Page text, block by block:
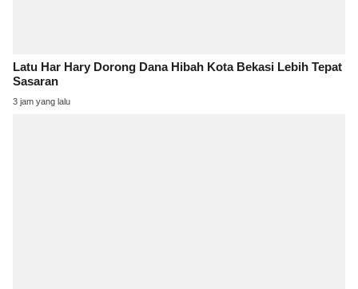
Latu Har Hary Dorong Dana Hibah Kota Bekasi Lebih Tepat
Sasaran
3 jam yang lalu